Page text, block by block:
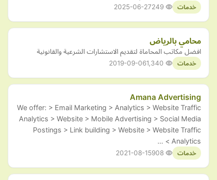
خدمات 2025-06-27
محامي بالرياض
افضل مكاتب المحاماة لتقديم الاستشارات الشرعية والقانونية
خدمات 2019-09-06
Amana Advertising
We offer: > Email Marketing > Analytics > Website Traffic
Analytics > Website > Mobile Advertising > Social Media
Postings > Link building > Website > Website Traffic
Analytics > …
خدمات 2021-08-15